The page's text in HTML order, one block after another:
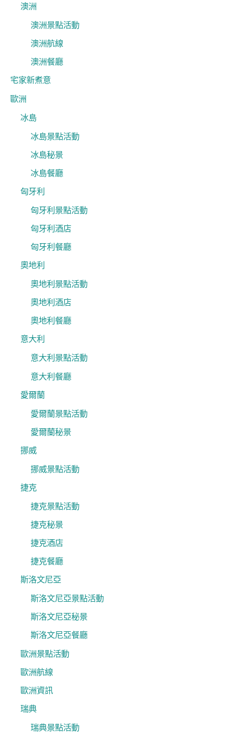
澳洲
澳洲景點活動
澳洲航線
澳洲餐廳
宅家新煮意
歐洲
冰島
冰島景點活動
冰島秘景
冰島餐廳
匈牙利
匈牙利景點活動
匈牙利酒店
匈牙利餐廳
奧地利
奧地利景點活動
奧地利酒店
奧地利餐廳
意大利
意大利景點活動
意大利餐廳
愛爾蘭
愛爾蘭景點活動
愛爾蘭秘景
挪威
挪威景點活動
捷克
捷克景點活動
捷克秘景
捷克酒店
捷克餐廳
斯洛文尼亞
斯洛文尼亞景點活動
斯洛文尼亞秘景
斯洛文尼亞餐廳
歐洲景點活動
歐洲航線
歐洲資訊
瑞典
瑞典景點活動